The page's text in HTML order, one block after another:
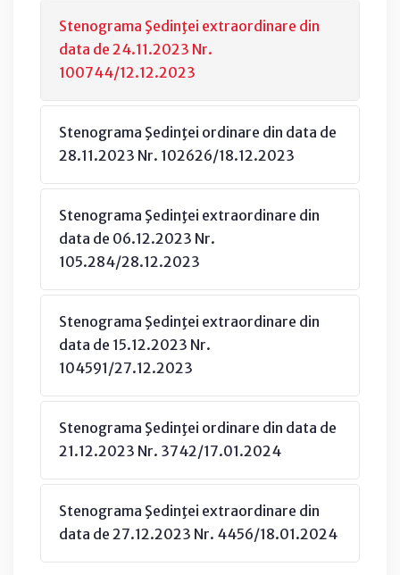
Stenograma Şedinţei extraordinare din
data de 24.11.2023 Nr.
100744/12.12.2023
Stenograma Şedinţei ordinare din data de
28.11.2023 Nr. 102626/18.12.2023
Stenograma Şedinţei extraordinare din
data de 06.12.2023 Nr.
105.284/28.12.2023
Stenograma Şedinţei extraordinare din
data de 15.12.2023 Nr.
104591/27.12.2023
Stenograma Şedinţei ordinare din data de
21.12.2023 Nr. 3742/17.01.2024
Stenograma Şedinţei extraordinare din
data de 27.12.2023 Nr. 4456/18.01.2024